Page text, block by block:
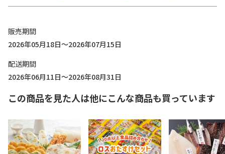
販売期間
2026年05月18日～2026年07月15日
配送期間
2026年06月11日～2026年08月31日
この商品を見た人は他にこんな商品も買っています